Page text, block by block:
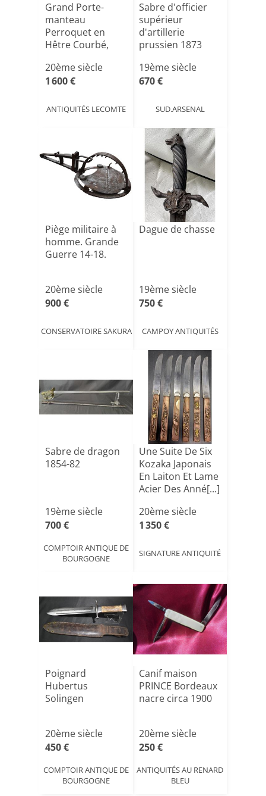
Grand Porte-
manteau
Perroquet en
Hêtre Courbé,
Débu[...]
20ème siècle
1 600 €
ANTIQUITÉS LECOMTE
Sabre d'officier
supérieur
d'artillerie
prussien 1873
19ème siècle
670 €
SUD.ARSENAL
Piège militaire à
homme. Grande
Guerre 14-18.
20ème siècle
900 €
CONSERVATOIRE SAKURA
Dague de chasse
19ème siècle
750 €
CAMPOY ANTIQUITÉS
Sabre de dragon
1854-82
19ème siècle
700 €
COMPTOIR ANTIQUE DE
BOURGOGNE
Une Suite De Six
Kozaka Japonais
En Laiton Et Lame
Acier Des Anné[...]
20ème siècle
1 350 €
SIGNATURE ANTIQUITÉ
Poignard
Hubertus
Solingen
20ème siècle
450 €
COMPTOIR ANTIQUE DE
BOURGOGNE
Canif maison
PRINCE Bordeaux
nacre circa 1900
20ème siècle
250 €
ANTIQUITÉS AU RENARD
BLEU